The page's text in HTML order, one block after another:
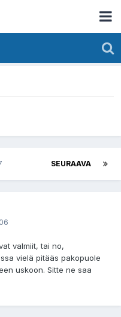
SEURAAVA
valmiit, tai no,
vielä pitääs pakopuole
uskoon. Sitte ne saa